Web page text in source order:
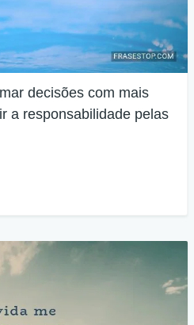
decisões com mais
a responsabilidade pelas